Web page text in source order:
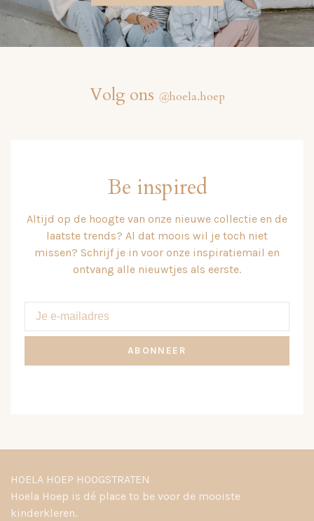
Volg ons @hoela.hoep
Be inspired
Altijd op de hoogte van onze nieuwe collectie en de
laatste trends? Al dat moois wil je toch niet
missen? Schrijf je in voor onze inspiratiemail en
ontvang alle nieuwtjes als eerste.
ABONNEER
HOELA HOEP HOOGSTRATEN
Hoela Hoep is dé place to be voor de mooiste
kinderkleren.